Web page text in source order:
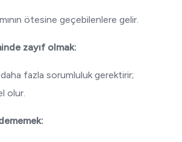
ötesine geçebilenlere gelir.
zayıf olmak:
fazla sorumluluk gerektirir;
olur.